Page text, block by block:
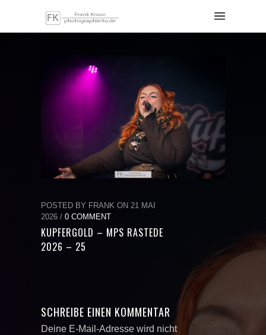
POSTED BY FRANK ON 21 MAI
2026 / 0 COMMENT
KUPFERGOLD – MPS RASTEDE
2026 – 25
SCHREIBE EINEN KOMMENTAR
Deine E-Mail-Adresse wird nicht